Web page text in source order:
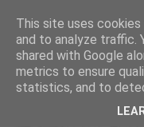
This site uses
and to analyze traffic.
shared with Google
metrics to ensure
statistics, and to